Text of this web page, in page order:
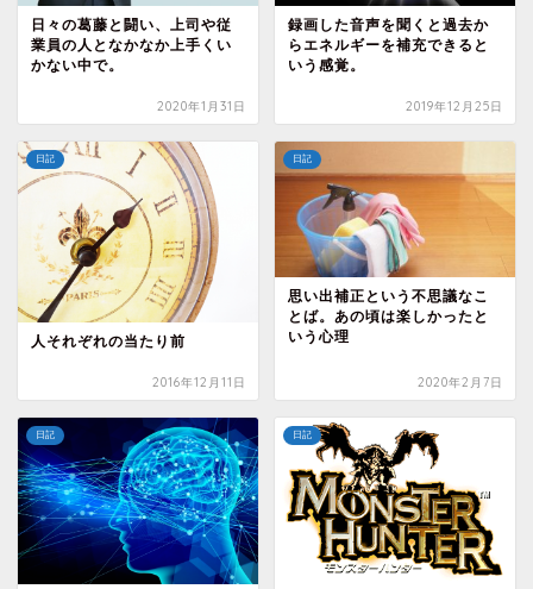
日々の葛藤と闘い、上司や従
業員の人となかなか上手くい
かない中で。
2020年1月31日
録画した音声を聞くと過去か
らエネルギーを補充できると
いう感覚。
2019年12月25日
日記
人それぞれの当たり前
2016年12月11日
日記
思い出補正という不思議なこ
とば。あの頃は楽しかったと
いう心理
2020年2月7日
日記 日記